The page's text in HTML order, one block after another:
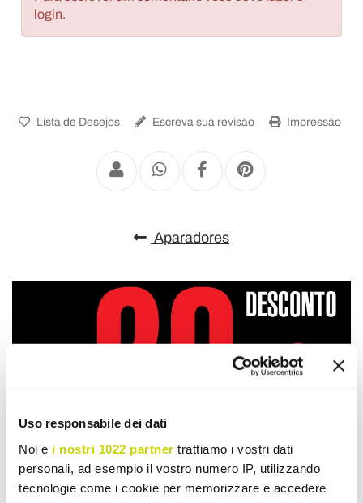
Uso responsabile dei dati
Noi e i nostri 1022 partner trattiamo i vostri dati
personali, ad esempio il vostro numero IP, utilizzando
tecnologie come i cookie per memorizzare e accedere
login.
Lista de Desejos Escreva sua revisão Impressão
Aparadores